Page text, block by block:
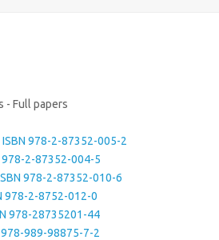
- Full papers
978-2-87352-005-2
978-2-87352-004-5
978-2-87352-010-6
978-2-8752-012-0
978-28735201-44
978-989-98875-7-2